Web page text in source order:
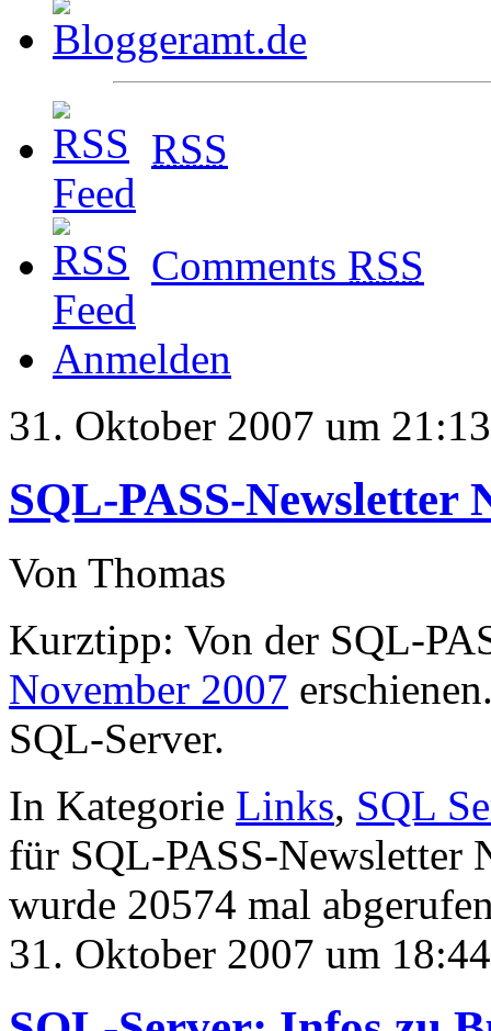
RSS
Comments RSS
Anmelden
31. Oktober 2007 um 21:13
SQL-PASS-Newsletter
Von Thomas
Kurztipp: Von der SQL-
November 2007
SQL-Server.
In Kategorie Links, SQL
für SQL-PASS-Newsletter
wurde 20574 mal
31. Oktober 2007 um 18:44